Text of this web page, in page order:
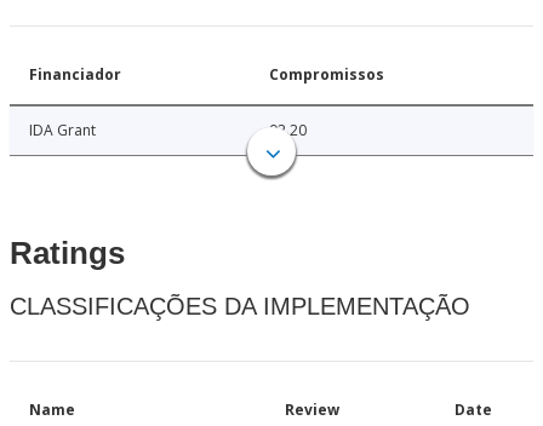
Financiador Compromissos
IDA Grant 92.20
Ratings
CLASSIFICAÇÕES DA IMPLEMENTAÇÃO
Name Review Date